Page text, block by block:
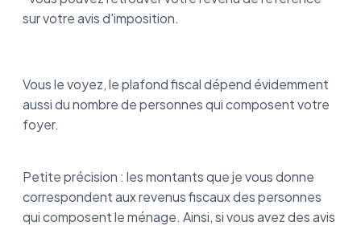
sur votre avis d'imposition.
Vous le voyez, le plafond fiscal dépend évidemment
aussi du nombre de personnes qui composent votre
foyer.
Petite précision : les montants que je vous donne
correspondent aux revenus fiscaux des personnes
qui composent le ménage. Ainsi, si vous avez des avis